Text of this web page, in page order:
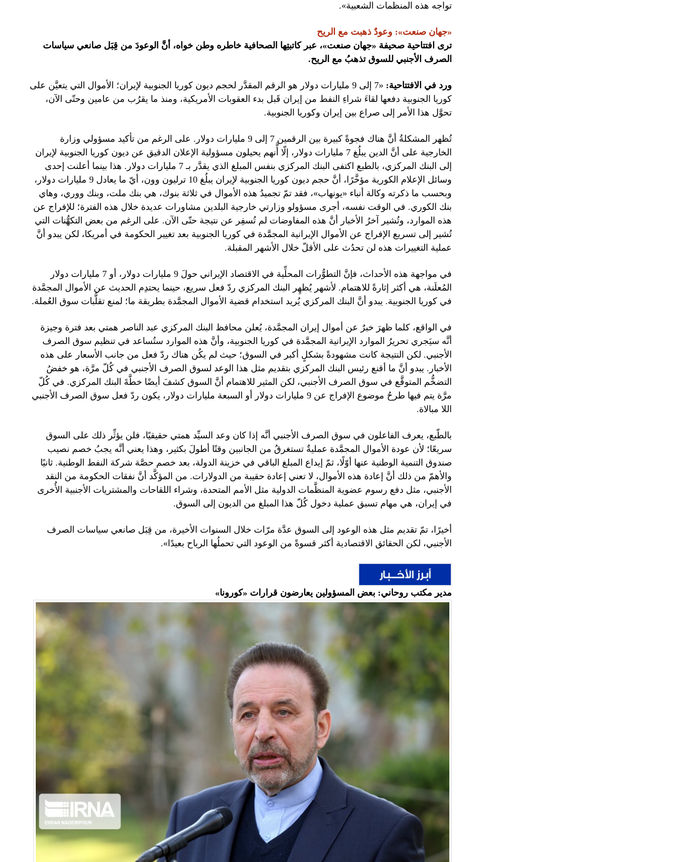
تواجه هذه المنظمات الشعبية».
«جهان صنعت»: وعودٌ ذهبت مع الريح
ترى افتتاحية صحيفة «جهان صنعت»، عبر كاتبتِها الصحافية خاطره وطن خواه، أنَّ الوعودَ من قِبَل صانعي سياسات
الصرف الأجنبي للسوق تذهبُ مع الريح.
ورد في الافتتاحية:
«7 إلى 9 مليارات دولار هو الرقم المقدَّر لحجم ديون كوريا الجنوبية لإيران؛ الأموال التي يتعيَّن على
كوريا الجنوبية دفعها لقاءَ شراءِ النفط من إيران قَبل بدء العقوبات الأمريكية، ومنذ ما يقرُب من عامين وحتّى الآن،
تحوَّل هذا الأمر إلى صراع بين إيران وكوريا الجنوبية.
تُظهر المشكلةُ أنَّ هناك فجوةً كبيرة بين الرقمين 7 إلى 9 مليارات دولار. على الرغم من تأكيد مسؤولي وزارة
الخارجية على أنَّ الدين يبلُغ 7 مليارات دولار، إلّا أَّنهم يحيلون مسؤولية الإعلان الدقيق عن ديون كوريا الجنوبية لإيران
إلى البنك المركزي، بالطبع اكتفى البنك المركزي بنفس المبلغ الذي يقدَّر بـ 7 مليارات دولار. هذا بينما أعلنت إحدى
وسائل الإعلام الكورية مؤخَّرًا، أنَّ حجم ديون كوريا الجنوبية لإيران يبلُغ 10 ترليون وون، أيّ ما يعادل 9 مليارات دولار،
وبحسب ما ذكرته وكالة أنباء «يونهاب»، فقد تمّ تجميدُ هذه الأموال في ثلاثة بنوك، هي بنك ملت، وبنك ووري، وهاي
بنك الكوري. في الوقت نفسه، أجرى مسؤولو وزارتي خارجية البلدين مشاورات عديدة خلال هذه الفترة؛ للإفراج عن
هذه الموارد، وتُشير آخرُ الأخبار أنَّ هذه المفاوضات لم تُسفِر عن نتيجة حتّى الآن. على الرغم من بعض التكهُّنات التي
تُشير إلى تسريع الإفراج عن الأموال الإيرانية المجمَّدة في كوريا الجنوبية بعد تغيير الحكومة في أمريكا، لكن يبدو أنَّ
عملية التغييرات هذه لن تحدُث على الأقلّ خلال الأشهر المقبلة.
في مواجهة هذه الأحداث، فإنَّ التطوُّرات المحلِّية في الاقتصاد الإيراني حولَ 9 مليارات دولار، أو 7 مليارات دولار
المُعلَنة، هي أكثر إثارةً للاهتمام. لأشهر يُظهِر البنك المركزي ردّ فعل سريع، حينما يحتدِم الحديث عن الأموال المجمَّدة
في كوريا الجنوبية. يبدو أنَّ البنك المركزي يُريد استخدام قضية الأموال المجمَّدة بطريقة ما؛ لمنع تقلُّبات سوق العُملة.
في الواقع، كلما ظهرَ خبرٌ عن أموال إيران المجمَّدة، يُعلن محافظ البنك المركزي عبد الناصر همتي بعد فترة وجيزة
أنَّه سيَجري تحريرُ الموارد الإيرانية المجمَّدة في كوريا الجنوبية، وأنَّ هذه الموارد ستُساعد في تنظيم سوق الصرف
الأجنبي. لكن النتيجة كانت مشهودةً بشكلٍ أكبر في السوق؛ حيث لم يكُن هناك ردّ فعل من جانب الأسعار على هذه
الأخبار. يبدو أنَّ ما أقنع رئيس البنك المركزي بتقديم مثل هذا الوعد لسوق الصرف الأجنبي في كُلّ مرَّة، هو خفضُ
التضخُّم المتوقَّع في سوق الصرف الأجنبي، لكن المثير للاهتمام أنَّ السوق كشفَ أيضًا خطَّةَ البنك المركزي. في كُلّ
مرَّة يتم فيها طرحُ موضوع الإفراج عن 9 مليارات دولار أو السبعة مليارات دولار، يكون ردّ فعل سوق الصرف الأجنبي
اللا مبالاة.
بالطّبع، يعرف الفاعلون في سوق الصرف الأجنبي أنَّه إذا كان وعد السيِّد همتي حقيقيًا، فلن يؤثِّر ذلك على السوق
سريعًا؛ لأن عودة الأموال المجمَّدة عمليةٌ تستغرقُ من الجانبين وقتًا أطولَ بكثير، وهذا يعني أنَّه يجبُ خصم نصيب
صندوق التنمية الوطنية عنها أوّلًا، ثمّ إيداع المبلغ الباقي في خزينة الدولة، بعد خصم حصَّة شركة النفط الوطنية. ثانيًا
والأهمّ من ذلك أنَّ إعادة هذه الأموال، لا تعني إعادة حقيبة من الدولارات. من المؤكَّد أنَّ نفقات الحكومة من النقد
الأجنبي، مثل دفع رسوم عضوية المنظَّمات الدولية مثل الأمم المتحدة، وشراء اللقاحات والمشتريات الأجنبية الأُخرى
في إيران، هي مهام تسبق عملية دخول كُلّ هذا المبلغ من الديون إلى السوق.
أخيرًا، تمّ تقديم مثل هذه الوعود إلى السوق عدَّة مرّات خلال السنوات الأخيرة، من قِبَل صانعي سياسات الصرف
الأجنبي، لكن الحقائق الاقتصادية أكثر قسوةً من الوعود التي تحملُها الرياح بعيدًا».
مدير مكتب روحاني: بعض المسؤولين يعارضون قرارات «كورونا»